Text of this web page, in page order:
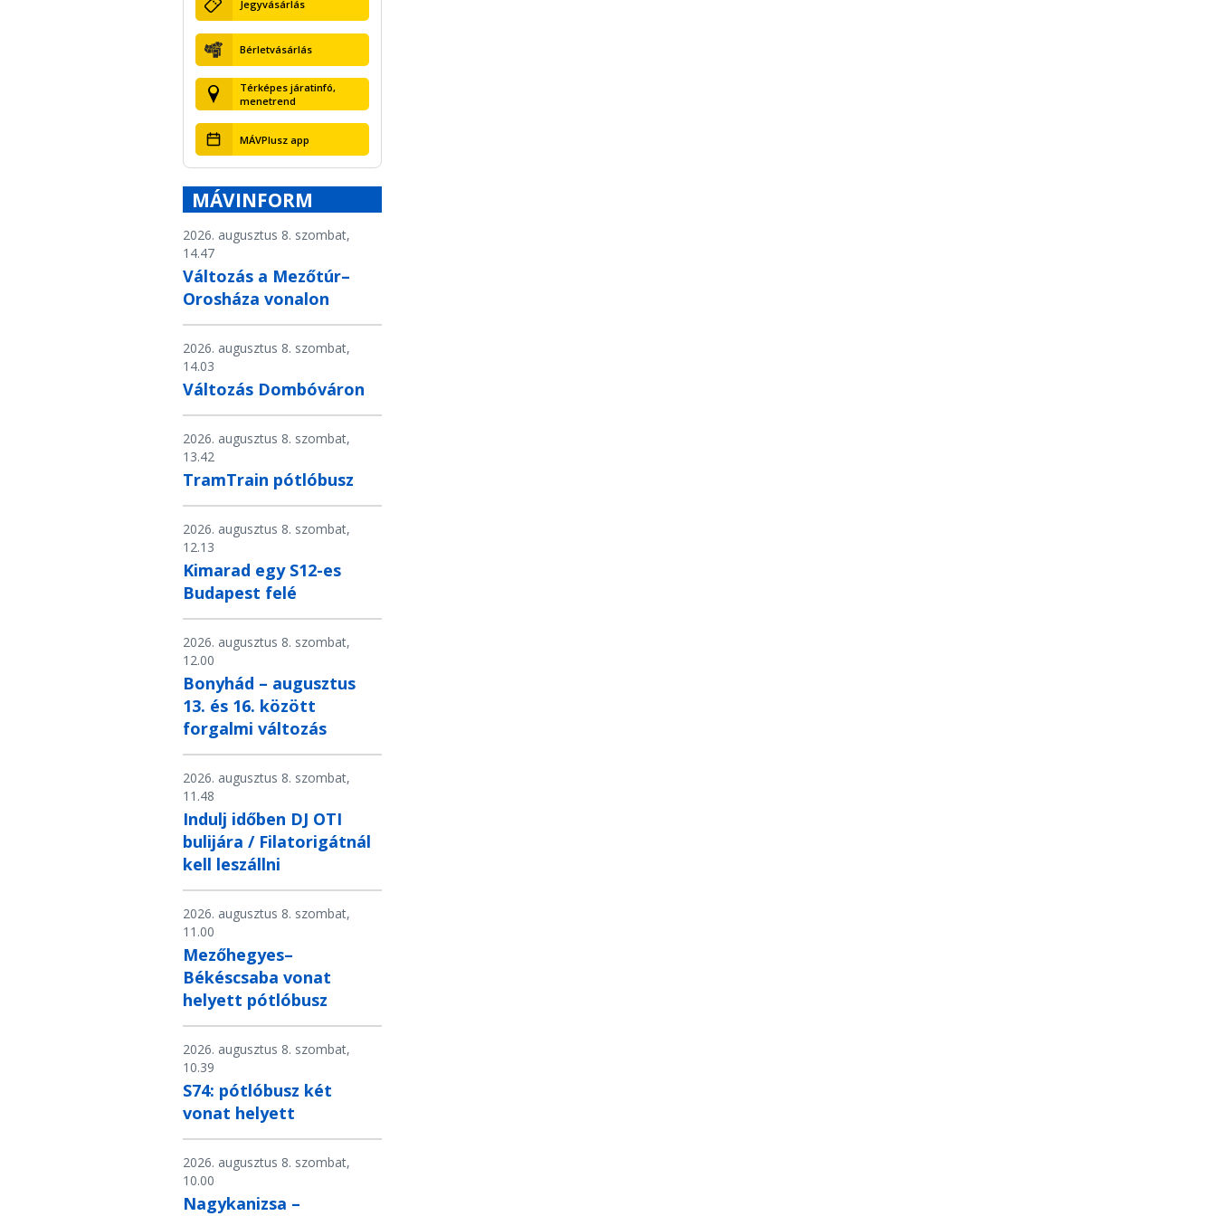
Jegyvásárlás
Bérletvásárlás
Térképes járatinfó,
menetrend
MÁVPlusz app
MÁVINFORM
2026. augusztus 8. szombat,
14.47
Változás a Mezőtúr–
Orosháza vonalon
2026. augusztus 8. szombat,
14.03
Változás Dombóváron
2026. augusztus 8. szombat,
13.42
TramTrain pótlóbusz
2026. augusztus 8. szombat,
12.13
Kimarad egy S12-es
Budapest felé
2026. augusztus 8. szombat,
12.00
Bonyhád – augusztus
13. és 16. között
forgalmi változás
2026. augusztus 8. szombat,
11.48
Indulj időben DJ OTI
bulijára / Filatorigátnál
kell leszállni
2026. augusztus 8. szombat,
11.00
Mezőhegyes–
Békéscsaba vonat
helyett pótlóbusz
2026. augusztus 8. szombat,
10.39
S74: pótlóbusz két
vonat helyett
2026. augusztus 8. szombat,
10.00
Nagykanizsa –